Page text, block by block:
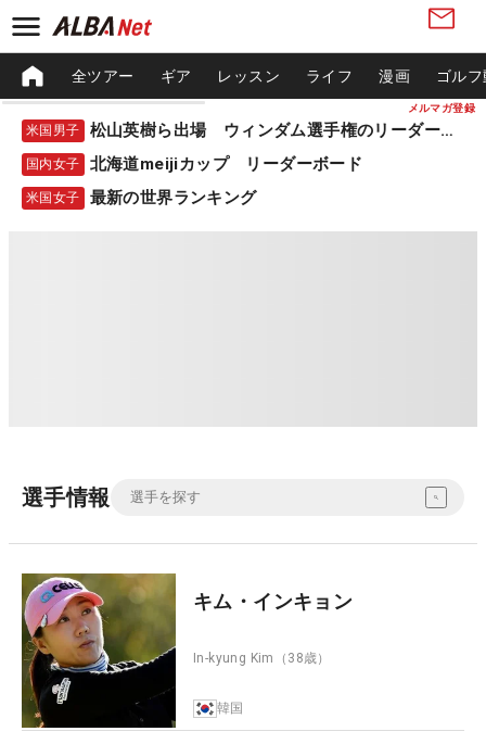
メルマガ登録
全ツアー ギア レッスン ライフ 漫画 ゴル
米国男子 松山英樹ら出場 ウィンダム選手権のリーダーボード
国内女子 北海道meijiカップ リーダーボード
米国女子 最新の世界ランキング
選手情報
キム・インキョン
In-kyung Kim （38歳）
韓国